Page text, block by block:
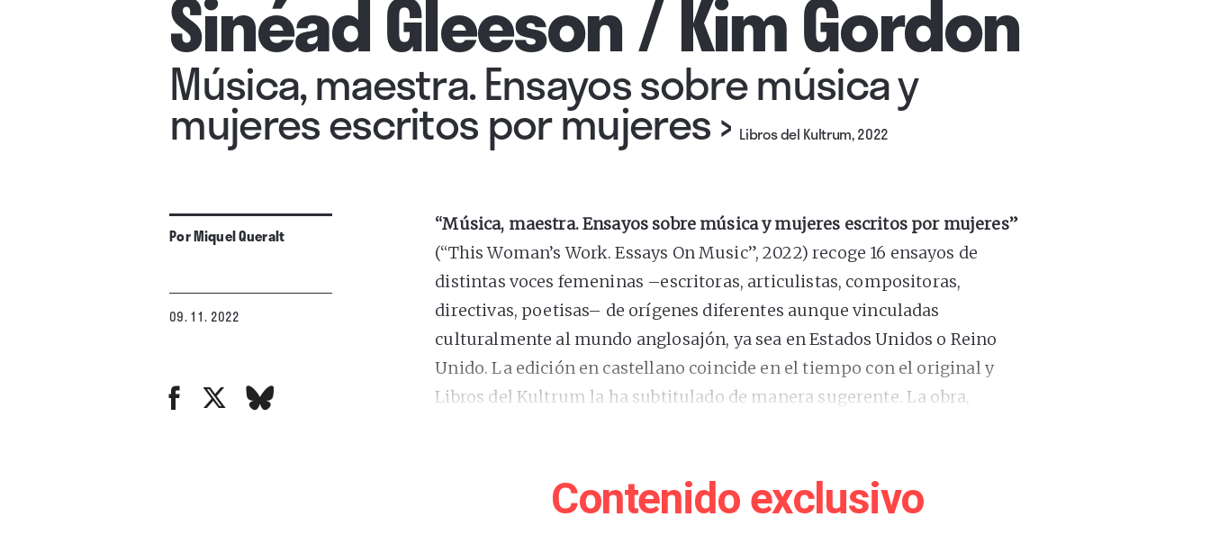
Sinéad Gleeson / Kim Gordon
Música, maestra. Ensayos sobre música y
mujeres escritos por mujeres›Libros del Kultrum, 2022
PorMiquel Queralt
09. 11. 2022
“Música, maestra. Ensayos sobre música y mujeres escritos por mujeres”
(“This Woman’s Work. Essays On Music”, 2022) recoge 16 ensayos de
distintas voces femeninas –escritoras, articulistas, compositoras,
directivas, poetisas– de orígenes diferentes aunque vinculadas
culturalmente al mundo anglosajón, ya sea en Estados Unidos o Reino
Unido. La edición en castellano coincide en el tiempo con el original y
Libros del Kultrum la ha subtitulado de manera sugerente. La obra,
intergeneracional, estimulante, vivo, erudito. Femenino.
Contenido exclusivo